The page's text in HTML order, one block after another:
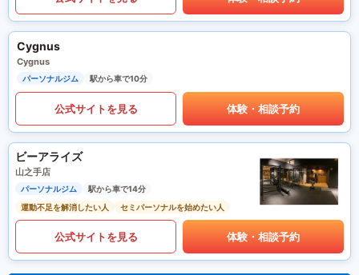
Cygnus
Cygnus
パーソナルジム 駅から車で10分
公式サイトを見る 体験・相談予約
ビーアライズ
山之手店
パーソナルジム
駅から車で14分
運動不足を解消したい人
セミパーソナルを始めたい人
公式サイトを見る 体験・相談予約